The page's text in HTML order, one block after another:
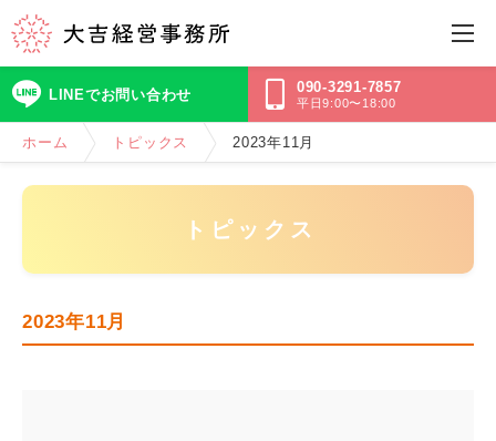
090-3291-7857
平日9:00〜18:00
LINEでお問い合わせ
ホーム トピックス 2023年11月
トピックス
2023年11月